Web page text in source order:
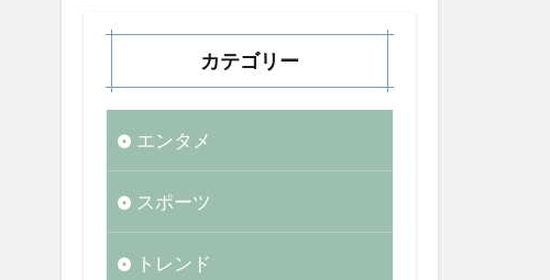
カテゴリー
エンタメ
スポーツ
トレンド